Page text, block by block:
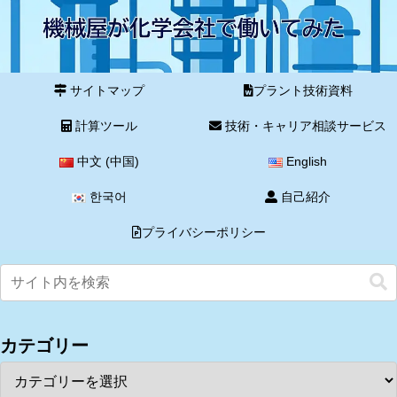
サイトマップ プラント技術資料
計算ツール 技術・キャリア相談サービス
中文 (中国) English
한국어 自己紹介
プライバシーポリシー
カテゴリー